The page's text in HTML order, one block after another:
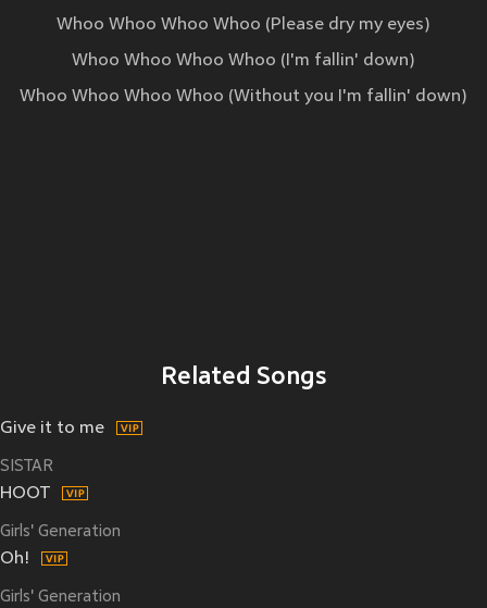
Whoo Whoo Whoo Whoo (Please dry my eyes)
Whoo Whoo Whoo Whoo (I'm fallin' down)
Whoo Whoo Whoo Whoo (Without you I'm fallin' down)
Related Songs
Give it to me
SISTAR
HOOT
Girls' Generation
Oh!
Girls' Generation